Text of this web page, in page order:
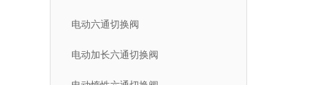
电动六通切换阀
电动加长六通切换阀